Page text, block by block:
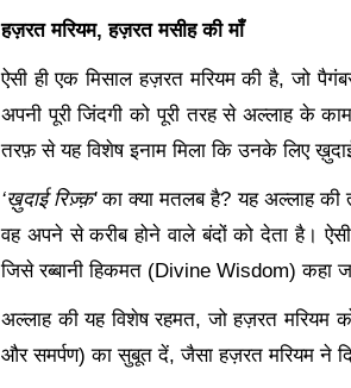
हज़रत मरियम, हज़रत मसीह की माँ
ऐसी ही एक मिसाल हज़रत मरियम की है, जो
अपनी पूरी जिंदगी को पूरी तरह से अल्लाह के
तरफ़ से यह विशेष इनाम मिला कि उनके लिए
‘ख़ुदाई रिज़्क़'का क्या मतलब है? यह अल्लाह की
वह अपने से करीब होने वाले बंदों को देता है।
जिसे रब्बानी हिकमत (Divine Wisdom) कहा
अल्लाह की यह विशेष रहमत, जो हज़रत मरियम
और समर्पण) का सुबूत दें, जैसा हज़रत मरियम ने